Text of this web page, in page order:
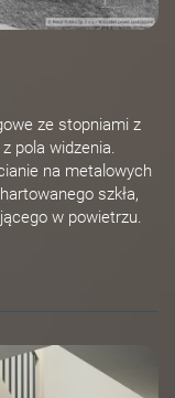
ze stopniami z
pola widzenia.
na metalowych
szkła,
w powietrzu.